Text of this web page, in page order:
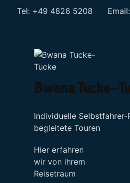
Tel: +49 4826 5208 Email:
Bwana Tucke-
Individuelle Selbstfahrer-
begleitete Touren
Hier erfahren
wir von ihrem
Reisetraum